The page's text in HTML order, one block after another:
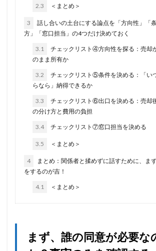
2.3 ＜まとめ＞
3
話し合いの土台にする論点を「方向性」「
方」「窓口担当」の4つだけ決めておく
3.1
チェックリスト④方向性を探る：売却
のまま所有か
3.2
チェックリスト⑤条件を決める：「い
らなら」納得できるか
3.3
チェックリスト⑥出口を決める：売却
の分け方と費用の負担
3.4 チェックリスト⑦窓口担当を決める
3.5 ＜まとめ＞
4
まとめ：関係者と揉めずに話すために、ま
をするのが吉！
4.1 ＜まとめ＞
まず、誰の同意が必要な